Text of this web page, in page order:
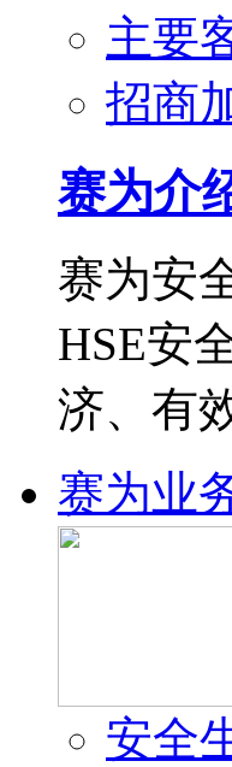
主要
招商
赛为介
赛为安
HSE安
济、有
赛为业
安全